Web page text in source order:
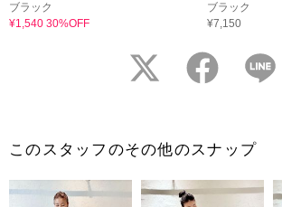
ブラック
¥1,540 30%OFF
ブラック
¥7,150
twitter facebook
このスタッフのその他のスナップ